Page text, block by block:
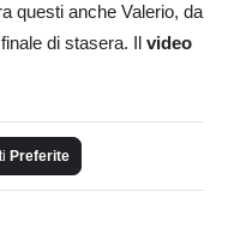
questi anche Valerio, da
di stasera. Il video
Preferite